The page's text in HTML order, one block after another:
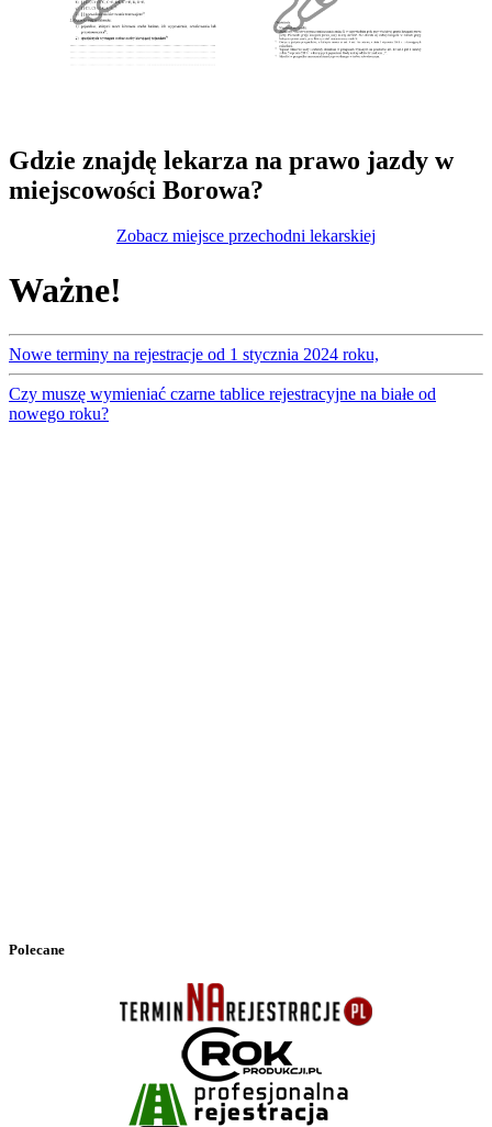
Gdzie znajdę lekarza na prawo jazdy w
miejscowości Borowa?
Zobacz miejsce przechodni lekarskiej
Ważne!
Nowe terminy na rejestracje od 1 stycznia 2024 roku,
Czy muszę wymieniać czarne tablice rejestracyjne na białe od
nowego roku?
Polecane